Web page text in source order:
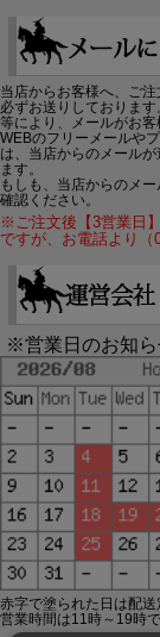
当店からお客様へ、ご
必ずお送りしておりま
等により、メールがお客
WEBのフリーメールや
は、当店からのメール
ます。
もしも、当店からのメ
確認ください。
※ご注文後【3営業日
ですが、お電話より（
※営業日のお知
赤字で塗られた日は配送
営業時間は11時～19時で